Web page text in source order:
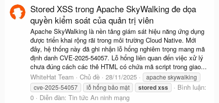
Stored XSS trong Apache SkyWalking đe dọa
quyền kiểm soát của quản trị viên
Apache SkyWalking là nền tảng giám sát hiệu năng ứng dụng
được triển khai rộng rãi trong môi trường Cloud Native. Mới
đây, hệ thống này đã ghi nhận lỗ hổng nghiêm trọng mang mã
định danh CVE-2025-54057. Lỗ hổng liên quan đến việc xử lý
chưa đúng cách các thẻ HTML có chứa mã script trong giao...
WhiteHat Team
Chủ đề 28/11/2025
apache skywalking
cve-2025-54057
lỗ hổng bảo mật storedxss
Bình luận:
0
Diễn đàn: Tin tức An ninh mạng